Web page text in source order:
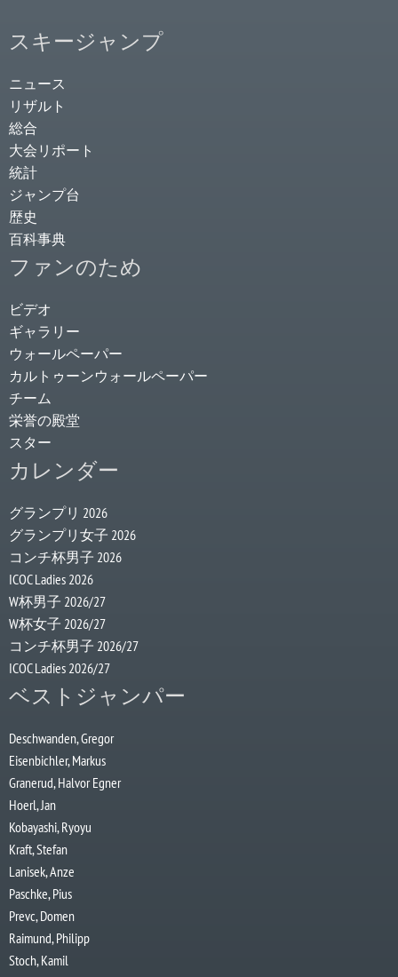
スキージャンプ
ニュース
リザルト
総合
大会リポート
統計
ジャンプ台
歴史
百科事典
ファンのため
ビデオ
ギャラリー
ウォールペーパー
カルトゥーンウォールペーパー
チーム
栄誉の殿堂
スター
カレンダー
グランプリ 2026
グランプリ女子 2026
コンチ杯男子 2026
ICOC Ladies 2026
W杯男子 2026/27
W杯女子 2026/27
コンチ杯男子 2026/27
ICOC Ladies 2026/27
ベストジャンパー
Deschwanden, Gregor
Eisenbichler, Markus
Granerud, Halvor Egner
Hoerl, Jan
Kobayashi, Ryoyu
Kraft, Stefan
Lanisek, Anze
Paschke, Pius
Prevc, Domen
Raimund, Philipp
Stoch, Kamil